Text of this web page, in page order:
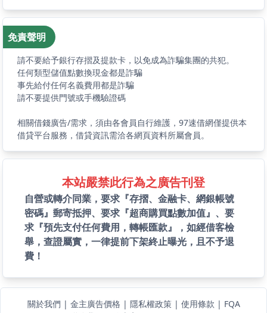
免責聲明
請不要給予銀行存摺及提款卡，以免成為詐騙集團的共犯。
任何類型儲值點數換現金都是詐騙
事先給付任何名義費用都是詐騙
請不要提供門號或手機驗證碼
相關借錢廣告/需求，須由各會員自行維護，97速借網僅提供本
借貸平台服務，借貸資訊需洽各網頁資料所屬會員。
本站嚴禁此行為之廣告刊登
自營或轉介同業，要求『存摺、金融卡、網銀帳號
密碼』郵寄抵押、要求『超商購買點數加值』、要
求『預先支付任何費用，轉帳匯款』，如經借客檢
舉，查證屬實，一律提前下架終止曝光，且不予退
費！
關於我們 | 金主廣告價格| 隱私權政策| 使用條款 | FQA